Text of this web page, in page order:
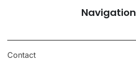
Navigation
Contact